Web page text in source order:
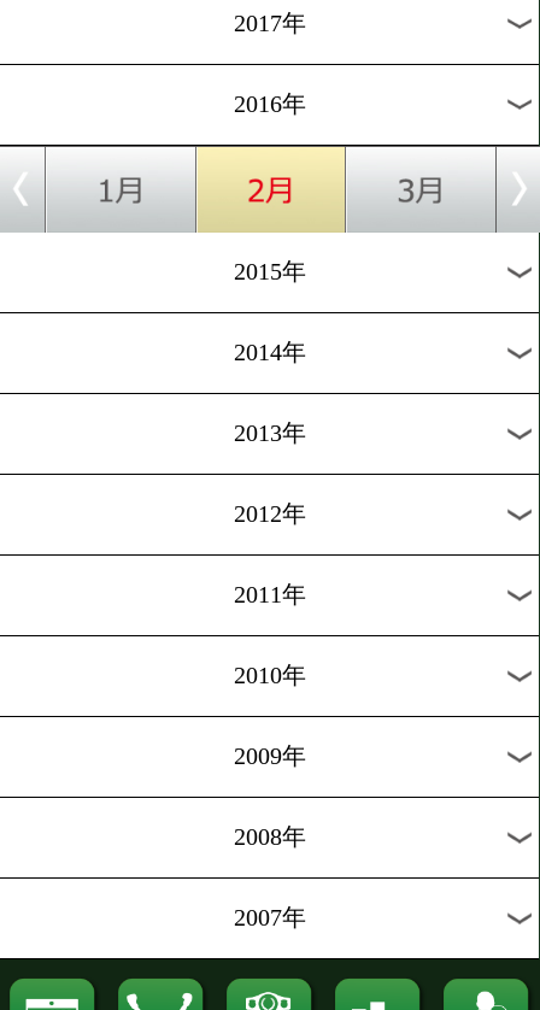
2025年
2024年
2023年
2022年
2020年
2019年
2017年